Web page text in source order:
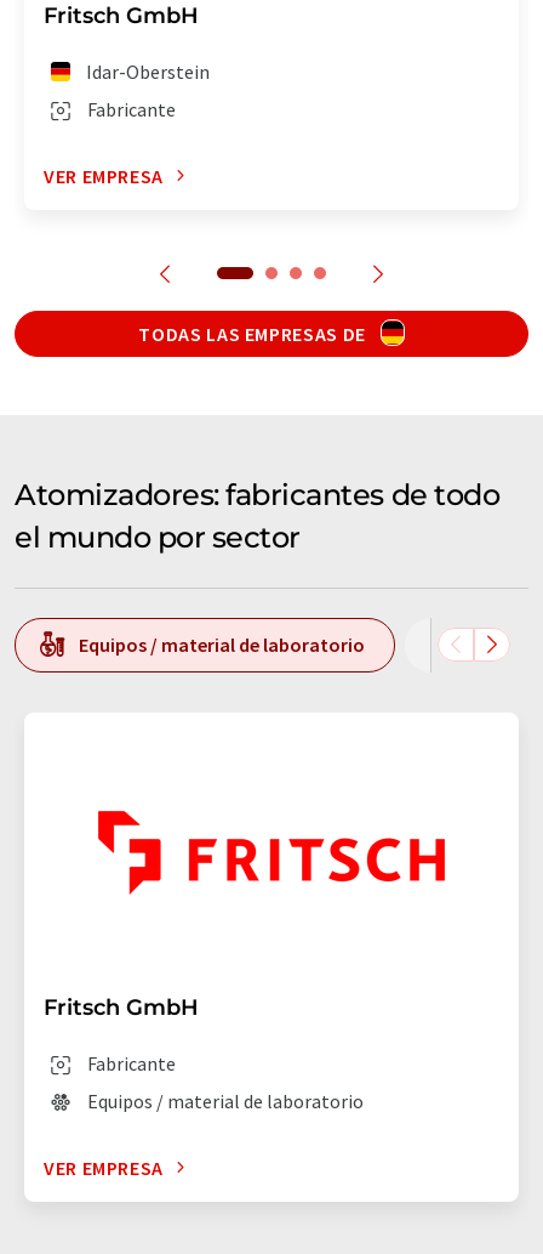
Fritsch GmbH
Fabricante
Idar-Oberstein
VER EMPRESA
TODAS LAS EMPRESAS DE
Atomizadores: fabricantes de todo
el mundo por sector
Equipos / material de laboratorio
Fritsch GmbH
Fabricante
Equipos / material de laboratorio
VER EMPRESA